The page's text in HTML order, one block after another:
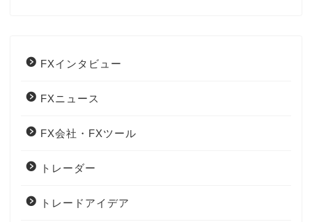
FXインタビュー
FXニュース
FX会社・FXツール
トレーダー
トレードアイデア